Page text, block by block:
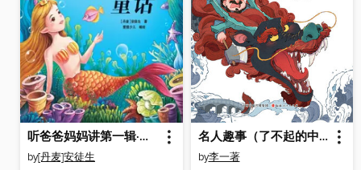
听爸爸妈妈讲第一辑·安徒生童话
by[丹麦]安徒生
名人趣事（了不起的中国传统文化）
by李一著